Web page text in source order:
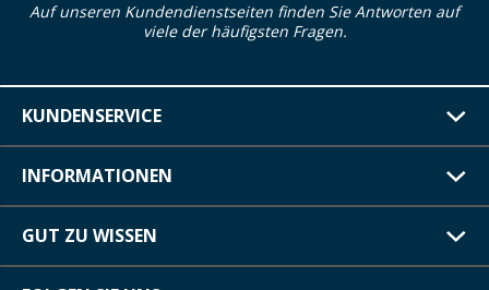
Auf unseren Kundendienstseiten finden Sie Antworten auf
viele der häufigsten Fragen.
KUNDENSERVICE
INFORMATIONEN
GUT ZU WISSEN